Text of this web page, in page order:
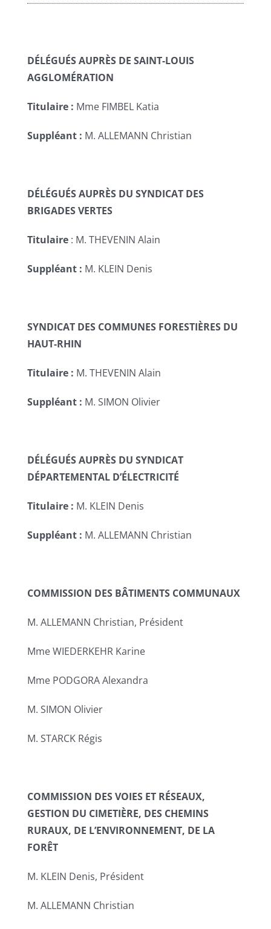
DÉLÉGUÉS AUPRÈS DE SAINT-LOUIS
AGGLOMÉRATION
Titulaire : Mme FIMBEL Katia
Suppléant : M. ALLEMANN Christian
DÉLÉGUÉS AUPRÈS DU SYNDICAT DES
BRIGADES VERTES
Titulaire: M. THEVENIN Alain
Suppléant : M. KLEIN Denis
SYNDICAT DES COMMUNES FORESTIÈRES DU
HAUT-RHIN
Titulaire : M. THEVENIN Alain
Suppléant : M. SIMON Olivier
DÉLÉGUÉS AUPRÈS DU SYNDICAT
DÉPARTEMENTAL D’ÉLECTRICITÉ
Titulaire : M. KLEIN Denis
Suppléant : M. ALLEMANN Christian
COMMISSION DES BÂTIMENTS COMMUNAUX
M. ALLEMANN Christian, Président
Mme WIEDERKEHR Karine
Mme PODGORA Alexandra
M. SIMON Olivier
M. STARCK Régis
COMMISSION DES VOIES ET RÉSEAUX,
GESTION DU CIMETIÈRE, DES CHEMINS
RURAUX, DE L’ENVIRONNEMENT, DE LA
FORÊT
M. KLEIN Denis, Président
M. ALLEMANN Christian